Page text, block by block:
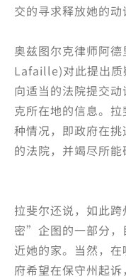
交的寻求释放她的
奥兹图尔克律师阿
Lafaille)对此提出质
向适当的法院提交
克所在地的信息。
种情况，即政府在
的法院，并竭尽所
拉斐尔还说，如此
密”企图的一部分，
近她的家。当然，
府希望在保守州起